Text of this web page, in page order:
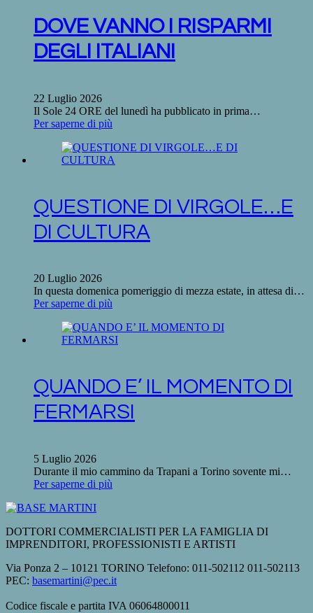
DOVE VANNO I RISPARMI
DEGLI ITALIANI
22 Luglio 2026
Il Sole 24 ORE del lunedì ha pubblicato in prima…
Per saperne di più
QUESTIONE DI VIRGOLE…E
DI CULTURA
20 Luglio 2026
In questa domenica pomeriggio di mezza estate, in attesa di…
Per saperne di più
QUANDO E’ IL MOMENTO DI
FERMARSI
5 Luglio 2026
Durante il mio cammino da Trapani a Torino sovente mi…
Per saperne di più
DOTTORI COMMERCIALISTI PER LA FAMIGLIA DI
IMPRENDITORI, PROFESSIONISTI E ARTISTI
Via Ponza 2 – 10121 TORINO Telefono: 011-502112 011-502113
PEC: basemartini@pec.it
Codice fiscale e partita IVA 06064800011